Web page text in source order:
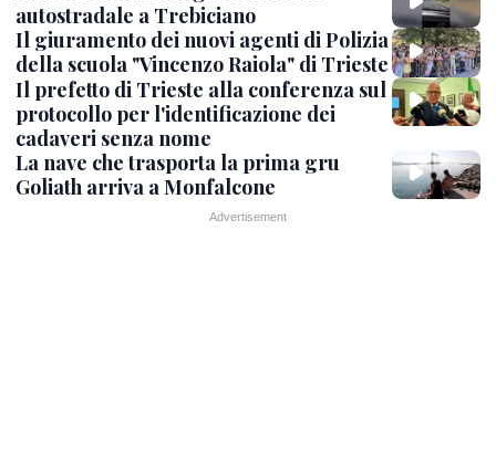
autostradale a Trebiciano
Il giuramento dei nuovi agenti di Polizia
della scuola "Vincenzo Raiola" di Trieste
Il prefetto di Trieste alla conferenza sul
protocollo per l'identificazione dei
cadaveri senza nome
La nave che trasporta la prima gru
Goliath arriva a Monfalcone